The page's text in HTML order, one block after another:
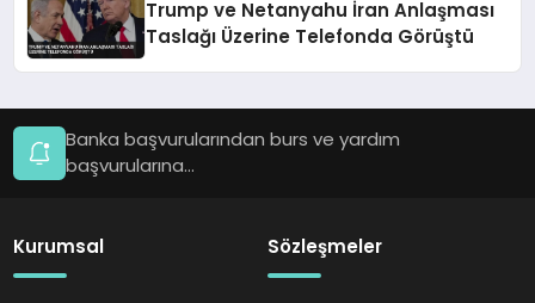
Trump ve Netanyahu İran Anlaşması
Taslağı Üzerine Telefonda Görüştü
Banka başvurularından burs ve yardım
başvurularına...
Kurumsal Sözleşmeler